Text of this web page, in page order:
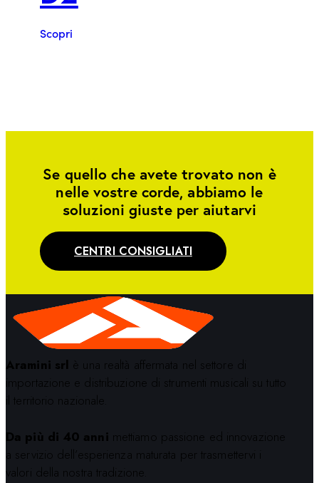
Scopri
Se quello che avete trovato non è
nelle vostre corde, abbiamo le
soluzioni giuste per aiutarvi
CENTRI CONSIGLIATI
Aramini srl è una realtà affermata nel settore di
importazione e distribuzione di strumenti musicali su tutto
il territorio nazionale.
Da più di 40 anni mettiamo passione ed innovazione
a servizio dell’esperienza maturata per trasmettervi i
valori della nostra tradizione.